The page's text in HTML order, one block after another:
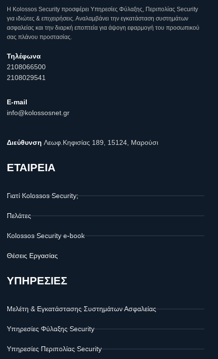
Η Κοlossos Security προσφέρει Υπηρεσίες Φύλαξης, Περιπολίας Security
για ιδιώτες & επιχειρήσεις. Αναλαμβάνει την εγκατάσταση συστημάτων
ασφαλείας και την διαρκή εποπτεία για άψογη εφαρμογή του προσωπικού
σας πλάνου προστασίας.
Τηλέφωνα
2108066500
2108029541
E-mail
info@kolossosnet.gr
Διεύθυνση Λεωφ.Κηφισίας 189, 15124, Μαρούσι
ΕΤΑΙΡΕΙΑ
Γιατί Kolossos Security;
Πελάτες
Kolossos Security e-book
Θέσεις Εργασίας
ΥΠΗΡΕΣΙΕΣ
Μελέτη & Εγκατάστασης Συστημάτων Ασφαλείας
Υπηρεσίες Φύλαξης Security
Υπηρεσίες Περιπολίας Security